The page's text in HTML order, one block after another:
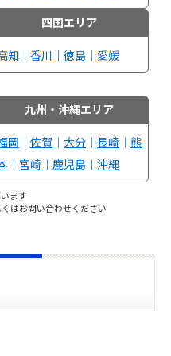
四国エリア
知 ｜ 香川 ｜ 徳島 ｜ 愛媛
九州・沖縄エリア
岡 ｜ 佐賀 ｜ 大分 ｜ 長崎 ｜ 熊
｜ 宮崎 ｜ 鹿児島 ｜ 沖縄
ます
はお問い合わせください